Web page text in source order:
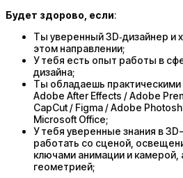
Будет здорово, если:
Ты уверенный 3D‑дизайнер и
этом направлении;
У тебя есть опыт работы в
дизайна;
Ты обладаешь
Adobe After Effects / Adobe
CapCut / Figma / Adobe
Microsoft Office;
У тебя уверенные знания в
работать со сценой,
ключами анимации и камерой,
геометрией;